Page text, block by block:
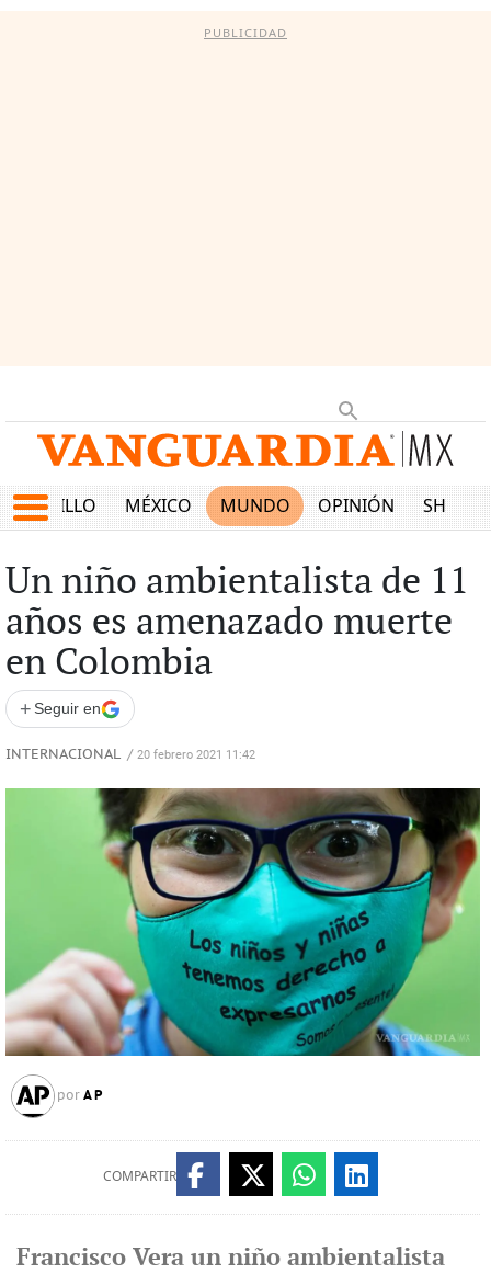
PUBLICIDAD
SALTILLO MÉXICO MUNDO OPINIÓN SHOW
Un niño ambientalista de 11
años es amenazado muerte
en Colombia
+ Seguir en
INTERNACIONAL / 20 febrero 2021 11:42
por AP
COMPARTIR
Francisco Vera un niño ambientalista